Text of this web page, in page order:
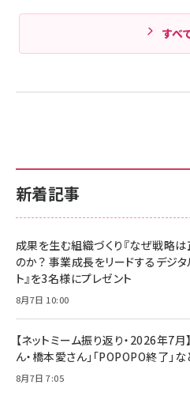
新着記事
成果を生む組織づくり『なぜ戦略
のか？ 事業成長をリードするデジタ
ト』を3名様にプレゼント
8月7日 10:00
【ネットミーム振り返り・2026年7月
ん・橋本愛さん」「POPOPO終了」な
8月7日 7:05
すべ